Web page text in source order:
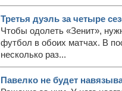
Третья дуэль за четыре
Чтобы одолеть «Зенит»,
футбол в обоих матчах. В
несколько раз...
Павелко не будет